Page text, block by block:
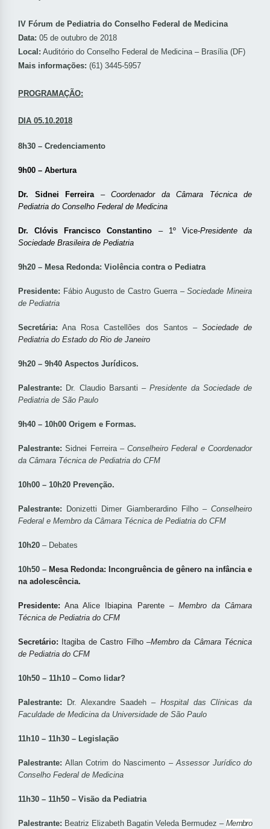
IV Fórum de Pediatria do Conselho Federal de Medicina
Data: 05 de outubro de 2018
Local: Auditório do Conselho Federal de Medicina – Brasília (DF)
Mais informações: (61) 3445-5957
PROGRAMAÇÃO:
DIA 05.10.2018
8h30 – Credenciamento
9h00 – Abertura
Dr. Sidnei Ferreira– Coordenador da Câmara Técnica de
Pediatria do Conselho Federal de Medicina
Dr. Clóvis Francisco Constantino – 1º Vice-Presidente da
Sociedade Brasileira de Pediatria
9h20 – Mesa Redonda: Violência contra o Pediatra
Presidente: Fábio Augusto de Castro Guerra –Sociedade Mineira
de Pediatria
Secretária: Ana Rosa Castellões dos Santos – Sociedade de
Pediatria do Estado do Rio de Janeiro
9h20 – 9h40 Aspectos Jurídicos.
Palestrante: Dr. Claudio Barsanti –Presidente da Sociedade de
Pediatria de São Paulo
9h40 – 10h00 Origem e Formas.
Palestrante:Sidnei Ferreira –Conselheiro Federal e Coordenador
da Câmara Técnica de Pediatria do CFM
10h00 – 10h20 Prevenção.
Palestrante: Donizetti Dimer Giamberardino Filho –Conselheiro
Federal e Membro da Câmara Técnica de Pediatria do CFM
10h20 – Debates
10h50 – Mesa Redonda: Incongruência de gênero na infância e
na adolescência.
Presidente: Ana Alice Ibiapina Parente – Membro da Câmara
Técnica de Pediatria do CFM
Secretário: Itagiba de Castro Filho –Membro da Câmara Técnica
de Pediatria do CFM
10h50 – 11h10 – Como lidar?
Palestrante: Dr. Alexandre Saadeh – Hospital das Clínicas da
Faculdade de Medicina da Universidade de São Paulo
11h10 – 11h30 – Legislação
Palestrante: Allan Cotrim do Nascimento –Assessor Jurídico do
Conselho Federal de Medicina
11h30 – 11h50 – Visão da Pediatria
Palestrante: Beatriz Elizabeth Bagatin Veleda Bermudez – Membro